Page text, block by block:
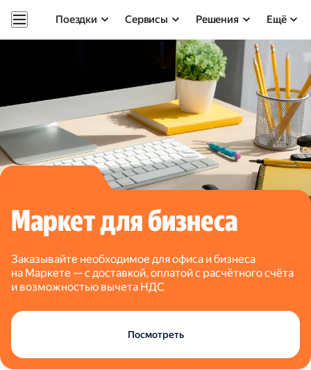
Поездки Сервисы Решения Ещё
Маркет для бизнеса
Заказывайте необходимое для офиса и бизнеса
на Маркете — с доставкой, оплатой с расчётного счёта
и возможностью вычета НДС
Посмотреть